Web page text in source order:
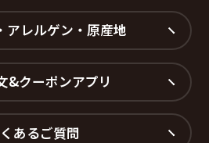
アレルゲン・原産地
&クーポンアプリ
あるご質問